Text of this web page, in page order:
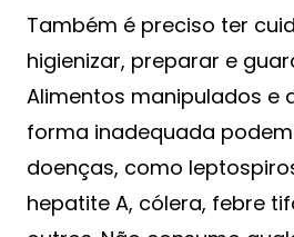
Também é preciso ter
higienizar, preparar e
Alimentos manipulados e
forma inadequada
doenças, como
hepatite A, cólera, febre